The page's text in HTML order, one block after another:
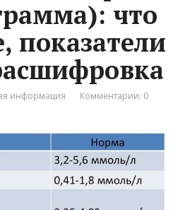
что
показатели
информация Комментарии: 0